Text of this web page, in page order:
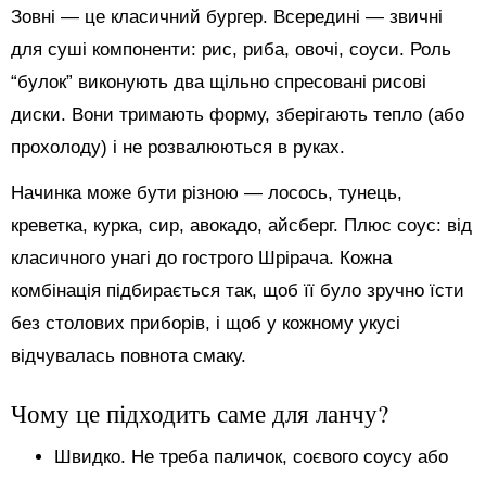
Зовні — це класичний бургер. Всередині — звичні
для суші компоненти: рис, риба, овочі, соуси. Роль
“булок” виконують два щільно спресовані рисові
диски. Вони тримають форму, зберігають тепло (або
прохолоду) і не розвалюються в руках.
Начинка може бути різною — лосось, тунець,
креветка, курка, сир, авокадо, айсберг. Плюс соус: від
класичного унагі до гострого Шрірача. Кожна
комбінація підбирається так, щоб її було зручно їсти
без столових приборів, і щоб у кожному укусі
відчувалась повнота смаку.
Чому це підходить саме для ланчу?
Швидко. Не треба паличок, соєвого соусу або